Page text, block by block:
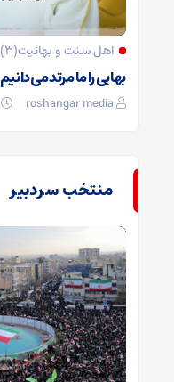
اهل سنت و بهائیت(۳)
بهایی را ما مرتد می‌دانیم
roshangar media
منتخب سردبیر